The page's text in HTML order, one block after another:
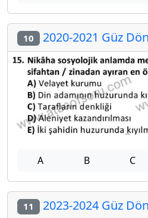
10 2020-2021 Güz
A B C
11 2023-2024 Güz